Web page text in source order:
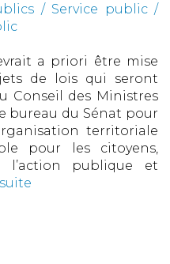
/ Service public /
a priori être mise
de lois qui seront
Conseil des Ministres
bureau du Sénat pour
territoriale
pour les citoyens,
publique et